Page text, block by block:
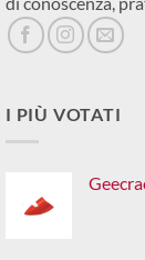
I PIÙ VOTATI